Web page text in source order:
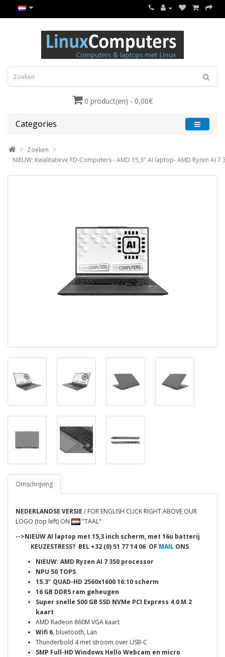
0 product(en) - 0,00€
Categories
Zoeken
NIEUW: Kwalitatieve FD-Computers - AMD 15,3" AI laptop- AMD Ryzen AI
Omschrijving
NEDERLANDSE VERSIE / FOR ENGLISH CLICK RIGHT ABOVE OUR
LOGO (top left) ON
"TAAL"
-->NIEUW AI laptop met 15,3 inch scherm, met 16u batterij
KEUZESTRESS? BEL +32 (0) 51 77 14 06 OF MAIL ONS
NIEUW: AMD Ryzen AI 7 350 processor
NPU 50 TOPS
15.3" QUAD-HD 2560x1600 16:10 scherm
16 GB DDR5 ram geheugen
Super snelle 500 GB SSD NVMe PCI Express 4.0 M.2
kaart
AMD Radeon 860M VGA kaart
Wifi 6, bluetooth, Lan
Thunderbold 4 met stroom over USB-C
5MP Full-HD Windows Hello Webcam en micro